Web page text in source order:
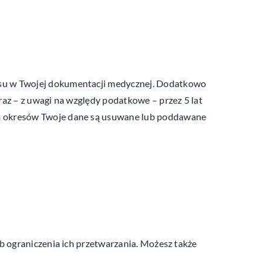
w Twojej dokumentacji medycznej. Dodatkowo
– z uwagi na względy podatkowe – przez 5 lat
Twoje dane są usuwane lub poddawane
ich przetwarzania. Możesz także